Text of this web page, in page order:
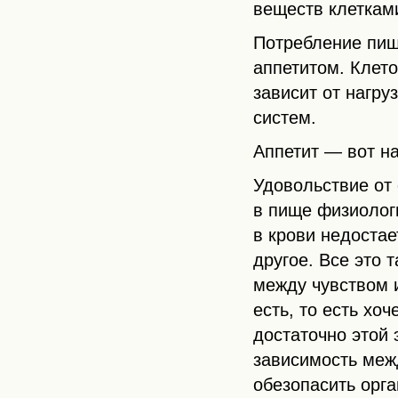
веществ
Потребление
аппетитом.
зависит от
систем.
Аппетит — вот
Удовольствие
в пище
в крови
другое. Все это
между чувством
есть, то есть
достаточно
зависимость
обезопасить